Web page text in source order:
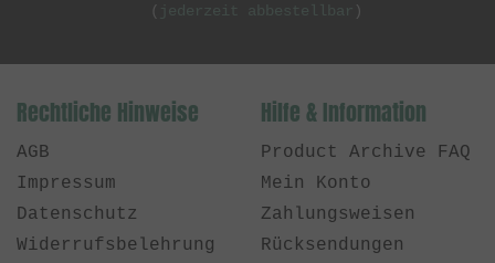
(
jederzeit abbestellbar )
Rechtliche Hinweise
AGB
Impressum
Datenschutz
Widerrufsbelehrung
Hilfe & Information
Product Archive FAQ
Mein Konto
Zahlungsweisen
Rücksendungen